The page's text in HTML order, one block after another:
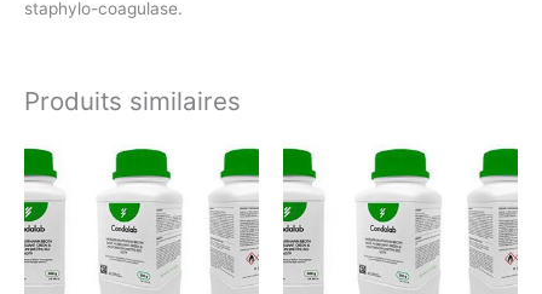
staphylo-coagulase.
Produits similaires